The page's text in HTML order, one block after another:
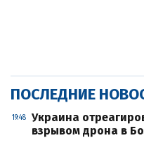
ПОСЛЕДНИЕ
19:48
Украина
взрывом дрона в